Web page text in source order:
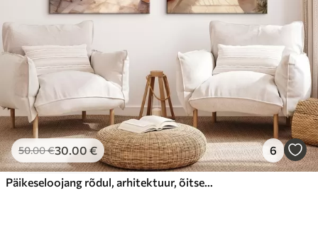
50.00€30.00 € 6
Päikeseloojang rõdul, arhitektuur, õitsevad lilled, akvarellstiil, Vahemere-äärne stiil